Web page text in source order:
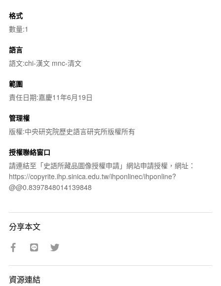
格式
數量:1
語言
語文:chi-漢文 mnc-清文
範圍
責任日期:嘉慶11年6月19日
管理權
版權:中央研究院歷史語言研究所版權所有
授權聯絡窗口
請連結至「史語所藏品圖像授權申請」網站申請授權，網址：
https://copyrite.ihp.sinica.edu.tw/ihponlinec/ihponline?
@@0.8397848014139848
分享本文
資源連結